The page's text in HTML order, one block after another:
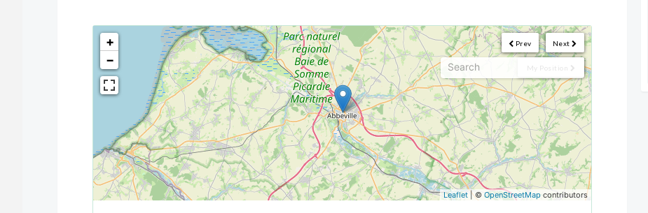
Next
Prev
My Position
<!---->
+
−
Leaflet| © OpenStreetMapcontributors